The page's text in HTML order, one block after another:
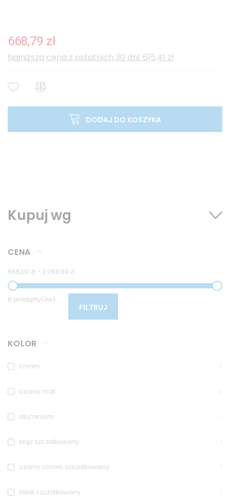
668,79 zł
Najniższa cena z ostatnich 30 dni: 615,41 zł
DODAJ DO KOSZYKA
Kupuj wg
CENA
668,00 zł - 2 069,99 zł
8 produkty(ów)
FILTRUJ
KOLOR
chrom
czarny mat
aluminium
brąz szczotkowany
czarny chrom szczotkowany
nikiel szczotkowany